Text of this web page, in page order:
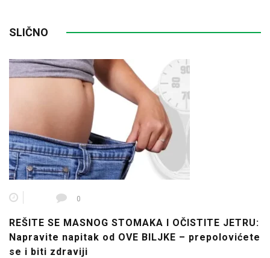
SLIČNO
0
REŠITE SE MASNOG STOMAKA I OČISTITE JETRU:
Napravite napitak od OVE BILJKE – prepolovićete
se i biti zdraviji